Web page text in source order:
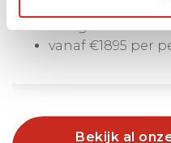
vanaf €1895 per
Bekijk al